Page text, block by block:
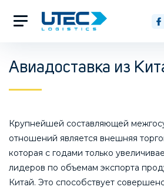
Авиадоставка из
Крупнейшей составляющей
отношений является внешняя
которая с годами только
лидеров по объемам экспорта
Китай. Это способствует